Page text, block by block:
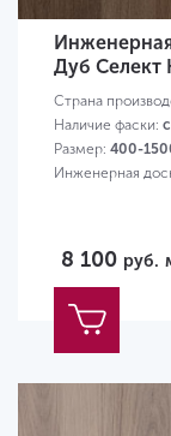
Дуб Селект
Страна
Наличие фаски:
Размер: 400-
Инженерная
8 100 руб.